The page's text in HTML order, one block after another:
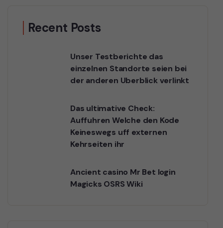
Recent Posts
Unser Testberichte das
einzelnen Standorte seien bei
der anderen Uberblick verlinkt
Das ultimative Check:
Auffuhren Welche den Kode
Keineswegs uff externen
Kehrseiten ihr
Ancient casino Mr Bet login
Magicks OSRS Wiki